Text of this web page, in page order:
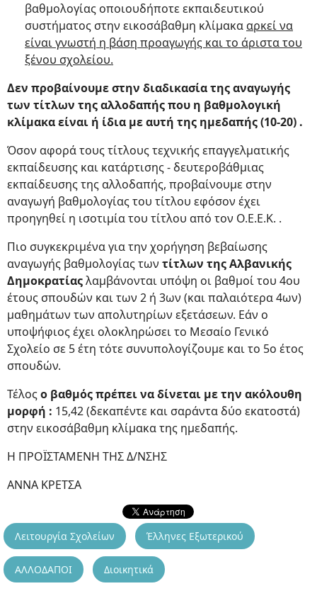
βαθμολογίας οποιουδήποτε εκπαιδευτικού
συστήματος στην εικοσάβαθμη κλίμακααρκεί να
είναι γνωστή η βάση προαγωγής και το άριστα του
ξένου σχολείου.
Δεν προβαίνουμε στην διαδικασία της αναγωγής
των τίτλων της αλλοδαπής που η βαθμολογική
κλίμακα είναι ή ίδια με αυτή της ημεδαπής (10-20) .
Όσον αφορά τους τίτλους τεχνικής επαγγελματικής
εκπαίδευσης και κατάρτισης - δευτεροβάθμιας
εκπαίδευσης της αλλοδαπής, προβαίνουμε στην
αναγωγή βαθμολογίας του τίτλου εφόσον έχει
προηγηθεί η ισοτιμία του τίτλου από τον Ο.Ε.Ε.Κ. .
Πιο συγκεκριμένα για την χορήγηση βεβαίωσης
αναγωγής βαθμολογίας των τίτλων της Αλβανικής
Δημοκρατίαςλαμβάνονται υπόψη οι βαθμοί του 4ου
έτους σπουδών και των 2 ή 3ων (και παλαιότερα 4ων)
μαθημάτων των απολυτηρίων εξετάσεων. Εάν ο
υποψήφιος έχει ολοκληρώσει το Μεσαίο Γενικό
Σχολείο σε 5 έτη τότε συνυπολογίζουμε και το 5ο έτος
σπουδών.
Τέλοςο βαθμός πρέπει να δίνεται με την ακόλουθη
μορφή : 15,42 (δεκαπέντε και σαράντα δύο εκατοστά)
στην εικοσάβαθμη κλίμακα της ημεδαπής.
Η ΠΡΟΪΣΤΑΜΕΝΗ TΗΣ Δ/ΝΣΗΣ
ΑΝΝΑ ΚΡΕΤΣΑ
Λειτουργία Σχολείων Έλληνες Εξωτερικού
ΑΛΛΟΔΑΠΟΙ Διοικητικά